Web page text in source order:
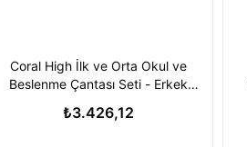
Coral High İlk ve Orta Okul ve
Beslenme Çantası Seti - Erkek
₺3.426,12